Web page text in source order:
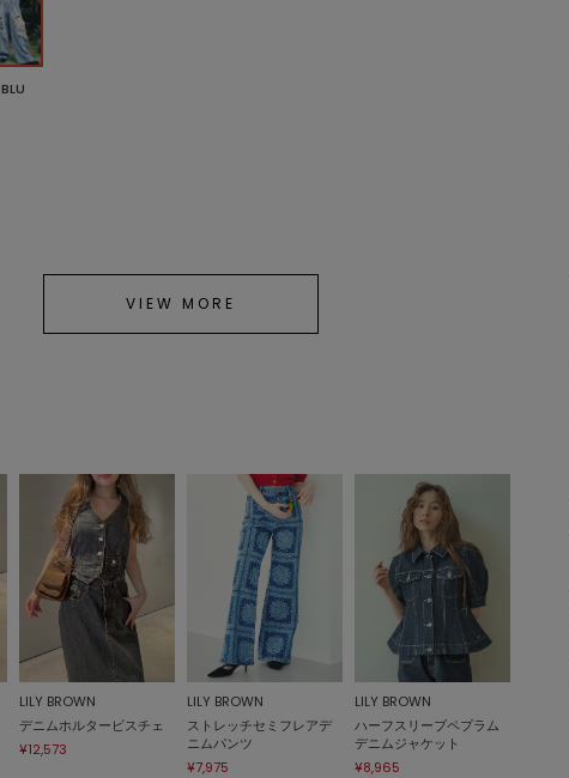
BLU
VIEW MORE
LILY BROWN
デニムホルタービスチェ
¥12,573
LILY BROWN
ストレッチセミフレアデ
ニムパンツ
¥7,975
LILY BROWN
ハーフスリーブペプラム
デニムジャケット
¥8,965